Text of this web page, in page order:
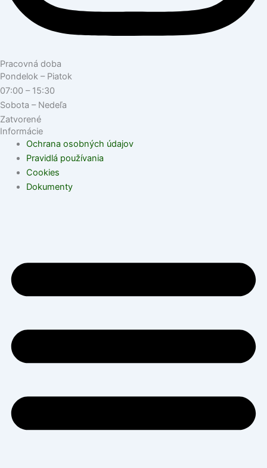
Pracovná doba
Pondelok – Piatok
07:00 – 15:30
Sobota – Nedeľa
Zatvorené
Informácie
Ochrana osobných údajov
Pravidlá používania
Cookies
Dokumenty